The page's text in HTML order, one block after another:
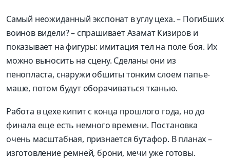
Самый неожиданный экспонат в углуцеха. – Погибших
воиноввидели? –спрашиваетАзамат Кизирови
показывает на фигуры: имитация тел на поле боя. Их
можно выносить на сцену. Сделаны они из
пенопласта, снаружи обшиты тонким слоем папье-
маше, потом будут оборачиваться тканью.
Работа в цехе кипит с конца прошлого года, но до
финала еще есть немного времени. Постановка
очень масштабная, признается бутафор. В планах –
изготовление ремней, брони, мечи уже готовы.